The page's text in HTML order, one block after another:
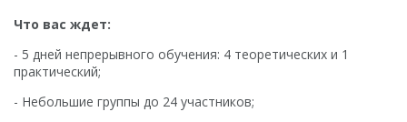
Что вас ждет:
- 5 дней непрерывного обучения: 4 теоретических и 1
практический;
- Небольшие группы до 24 участников;